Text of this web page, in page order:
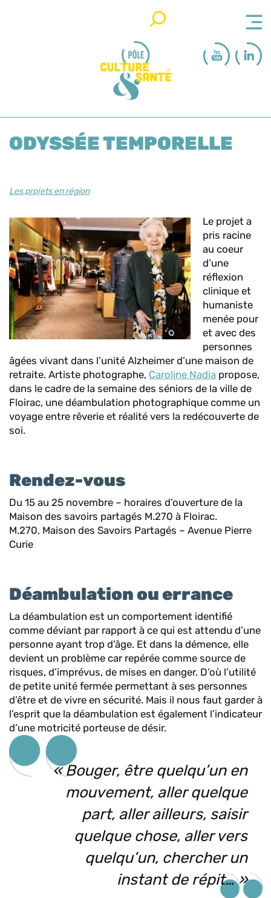
ODYSSÉE TEMPORELLE
Les projets en région
Le projet a
pris racine
au coeur
d’une
réflexion
clinique et
humaniste
menée pour
et avec des
personnes
âgées vivant dans l’unité Alzheimer d’une maison de
retraite. Artiste photographe, Caroline Nadia propose,
dans le cadre de la semaine des séniors de la ville de
Floirac, une déambulation photographique comme un
voyage entre rêverie et réalité vers la redécouverte de
soi.
Rendez-vous
Du 15 au 25 novembre – horaires d’ouverture de la
Maison des savoirs partagés M.270 à Floirac.
M.270, Maison des Savoirs Partagés – Avenue Pierre
Curie
Déambulation ou errance
La déambulation est un comportement identifié
comme déviant par rapport à ce qui est attendu d’une
personne ayant trop d’âge. Et dans la démence, elle
devient un problème car repérée comme source de
risques, d’imprévus, de mises en danger. D’où l’utilité
de petite unité fermée permettant à ses personnes
d’être et de vivre en sécurité. Mais il nous faut garder à
l’esprit que la déambulation est également l’indicateur
d’une motricité porteuse de désir.
« Bouger, être quelqu’un en
mouvement, aller quelque
part, aller ailleurs, saisir
quelque chose, aller vers
quelqu’un, chercher un
instant de répit… »